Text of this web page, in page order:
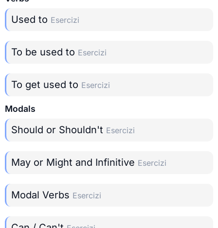
Used to Esercizi
To be used to Esercizi
To get used to Esercizi
Modals
Should or Shouldn't Esercizi
May or Might and Infinitive Esercizi
Modal Verbs Esercizi